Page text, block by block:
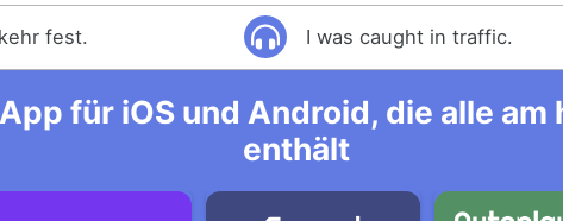
fest. I was caught in traffic.
für iOS und Android, die alle
enthält